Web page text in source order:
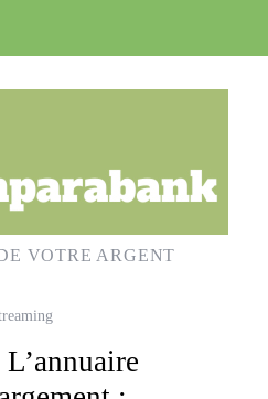
VOTRE ARGENT